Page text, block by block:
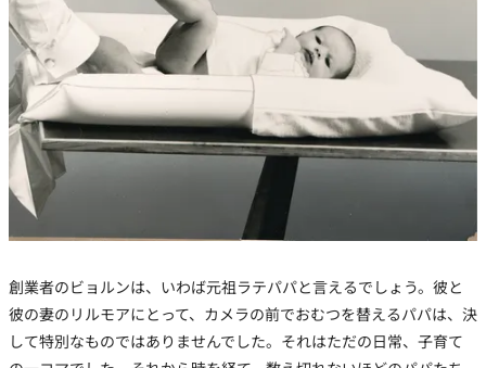
創業者のビョルンは、いわば元祖ラテパパと言えるでしょう。彼と
彼の妻のリルモアにとって、カメラの前でおむつを替えるパパは、決
して特別なものではありませんでした。 それはただの日常、子育て